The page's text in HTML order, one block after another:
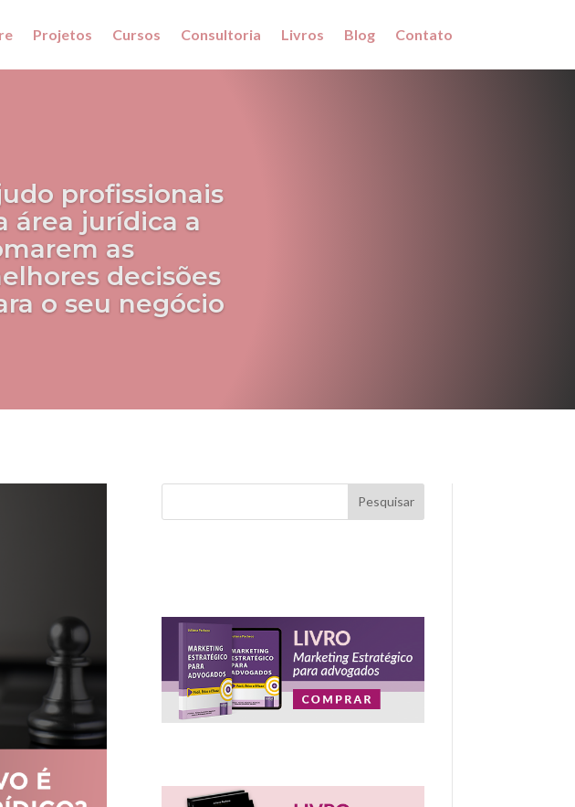
Projetos Cursos Consultoria Livros Blog Contato
profissionais
área jurídica a
as
decisões
o seu negócio
Pesquisar